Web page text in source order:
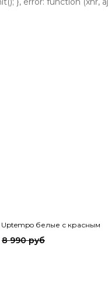
Uptempo белые с красным
8 990 руб